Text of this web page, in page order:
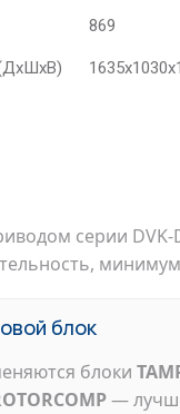
869
серии
блок
блоки
—